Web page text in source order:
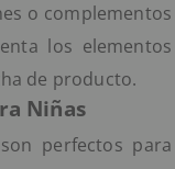
o complementos
los elementos
de producto.
Niñas
son perfectos para